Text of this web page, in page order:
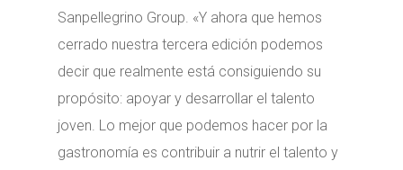
Sanpellegrino Group. «Y ahora que hemos
cerrado nuestra tercera edición podemos
decir que realmente está consiguiendo su
propósito: apoyar y desarrollar el talento
joven. Lo mejor que podemos hacer por la
gastronomía es contribuir a nutrir el talento y